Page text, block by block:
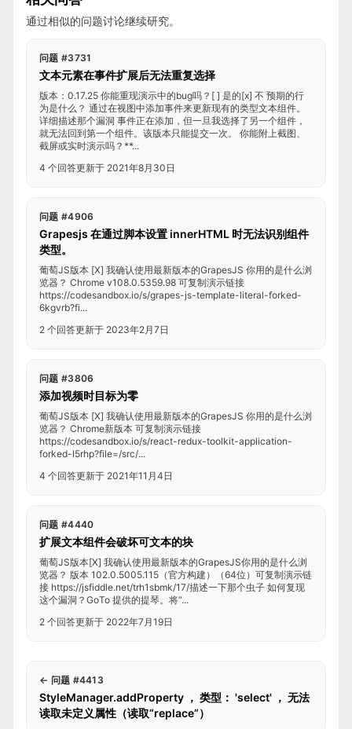
通过相似的问题讨论继续研究。
问题 #3731
文本元素在事件扩展后无法重复选择
版本：0.17.25 你能重现演示中的bug吗？[ ] 是的[x] 不 预期的行
为是什么？ 通过在视图中添加事件来更新现有的类型文本组件。
详细描述那个漏洞 事件正在添加，但一旦我选择了另一个组件，
就无法回到第一个组件。该版本只能提交一次。 你能附上截图、
截屏或实时演示吗？**...
4 个回答更新于 2021年8月30日
问题 #4906
Grapesjs 在通过脚本设置 innerHTML 时无法识别组件
类型。
葡萄JS版本 [X] 我确认使用最新版本的GrapesJS 你用的是什么浏
览器？ Chrome v108.0.5359.98 可复制演示链接
https://codesandbox.io/s/grapes-js-template-literal-forked-
6kgvrb?fi...
2 个回答更新于 2023年2月7日
问题 #3806
添加视频时目标为零
葡萄JS版本 [X] 我确认使用最新版本的GrapesJS 你用的是什么浏
览器？ Chrome新版本 可复制演示链接
https://codesandbox.io/s/react-redux-toolkit-application-
forked-l5rhp?file=/src/...
4 个回答更新于 2021年11月4日
问题 #4440
扩展文本组件会破坏可文本的块
葡萄JS版本[X] 我确认使用最新版本的GrapesJS你用的是什么浏
览器？ 版本 102.0.5005.115（官方构建）（64位）可复制演示链
接 https://jsfiddle.net/trh1sbmk/17/描述一下那个虫子 如何复现
这个漏洞？GoTo 提供的提琴。将“...
2 个回答更新于 2022年7月19日
← 问题 #4413
StyleManager.addProperty ， 类型： 'select' ， 无法
读取未定义属性（读取“replace”）